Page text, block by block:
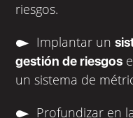
riesgos.
Implantar un
gestión de riesgos
un sistema de
Profundizar en